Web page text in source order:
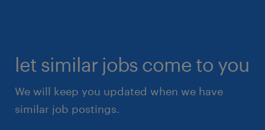
let similar jobs come to you
We will keep you updated when we have
similar job postings.